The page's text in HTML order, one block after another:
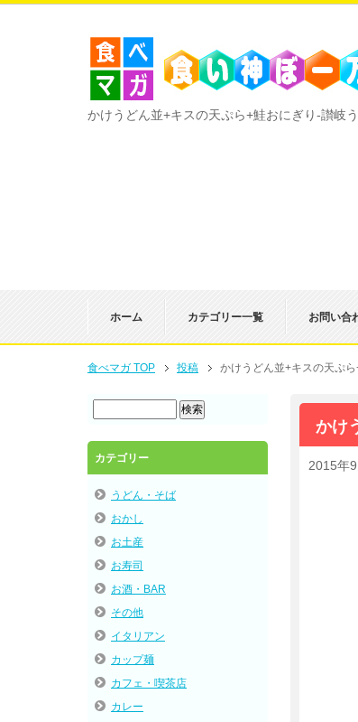
かけうどん並+キスの天ぷら+鮭おにぎり-讃岐
ホーム カテゴリー一覧 お問い合
食べマガ TOP 投稿 かけうどん並+キスの天ぷ
かけ
2015年
カテゴリー
うどん・そば
おかし
お土産
お寿司
お酒・BAR
その他
イタリアン
カップ麺
カフェ・喫茶店
カレー